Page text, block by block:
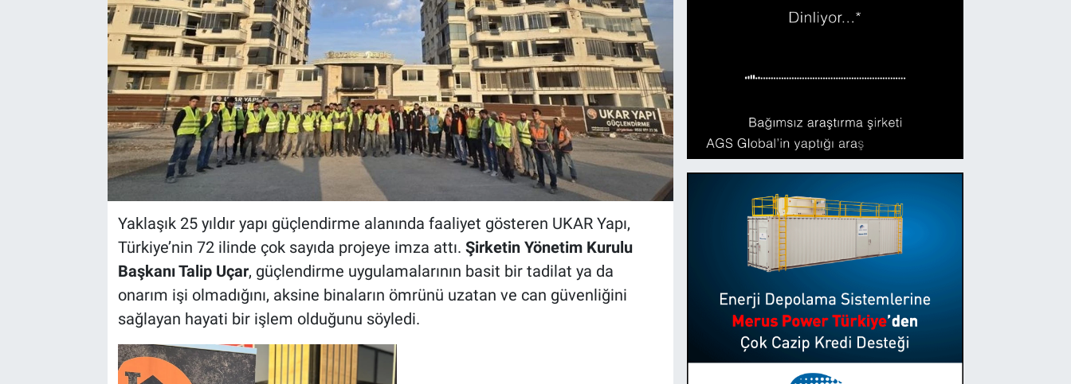
Yaklaşık 25 yıldır yapı güçlendirme alanında faaliyet gösteren UKAR Yapı,
Türkiye’nin 72 ilinde çok sayıda projeye imza attı. Şirketin Yönetim Kurulu
Başkanı Talip Uçar, güçlendirme uygulamalarının basit bir tadilat ya da
onarım işi olmadığını, aksine binaların ömrünü uzatan ve can güvenliğini
sağlayan hayati bir işlem olduğunu söyledi.
Endüstri 4.0 Uygulamaları
Ağır Sanayi Çözümleri